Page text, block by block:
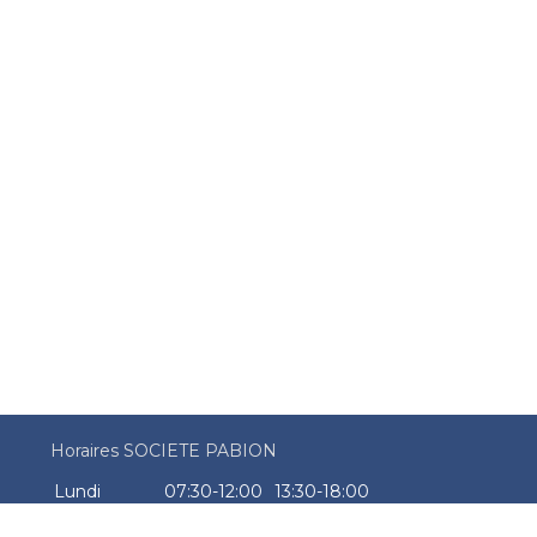
Horaires SOCIETE PABION
Lundi
07:30-12:00
13:30-18:00